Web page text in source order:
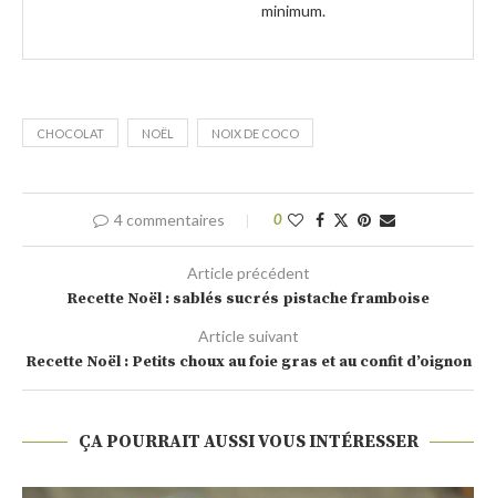
minimum.
CHOCOLAT NOËL NOIX DE COCO
4 commentaires 0
Article précédent
Recette Noël : sablés sucrés pistache framboise
Article suivant
Recette Noël : Petits choux au foie gras et au confit d’oignon
ÇA POURRAIT AUSSI VOUS INTÉRESSER